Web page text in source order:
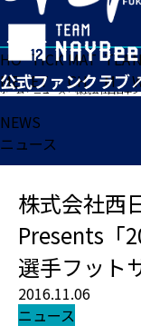
HO
ME
TICK
ET
MAT
CH
TEA
M
ホーム>ニュース>株式会社西日本シ
NEWS
ニュース
株式会社西
Presents「
選手フット
2016.11.06
ニュース